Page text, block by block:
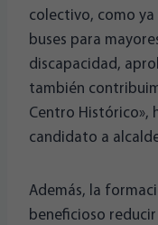
colectivo, como
buses para
discapacidad,
también
Centro Histórico»,
candidato a
Además, la
beneficioso